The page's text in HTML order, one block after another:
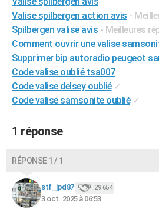
Destinations
City break
Voyage nature
Voyage de noces
Forum
Climat
+PHOTO
GUIDES D'ACHAT
BONS PLANS
CARTE DE VOEUX
Carte de Noël
Carte Bonne année
Carte Saint-Valentin
Carte Pâques
Carte d'anniversaire
Dictionnaire
Biographies
Citations
Expressions
Proverbes
PROGRAMME TV
COPAINS D'AVANT
S'inscrire
Se connecter
Lycées
Collèges
Primaires
Universités
Entreprises
Service militaire
Avis de recherche
AVIS DE DÉCÈS
FORUM
Valise spilbergen action avis -
Spilbergen valise avis - Meilleures
Comment ouvrir une valise
Supprimer bip autoradio peugeot
Code valise oublié tsa007
Code valise delsey oublié ✓
Code valise samsonite oublié ✓
1 réponse
RÉPONSE 1 / 1
stf_jpd87 29 654
3 oct. 2025 à 06:53